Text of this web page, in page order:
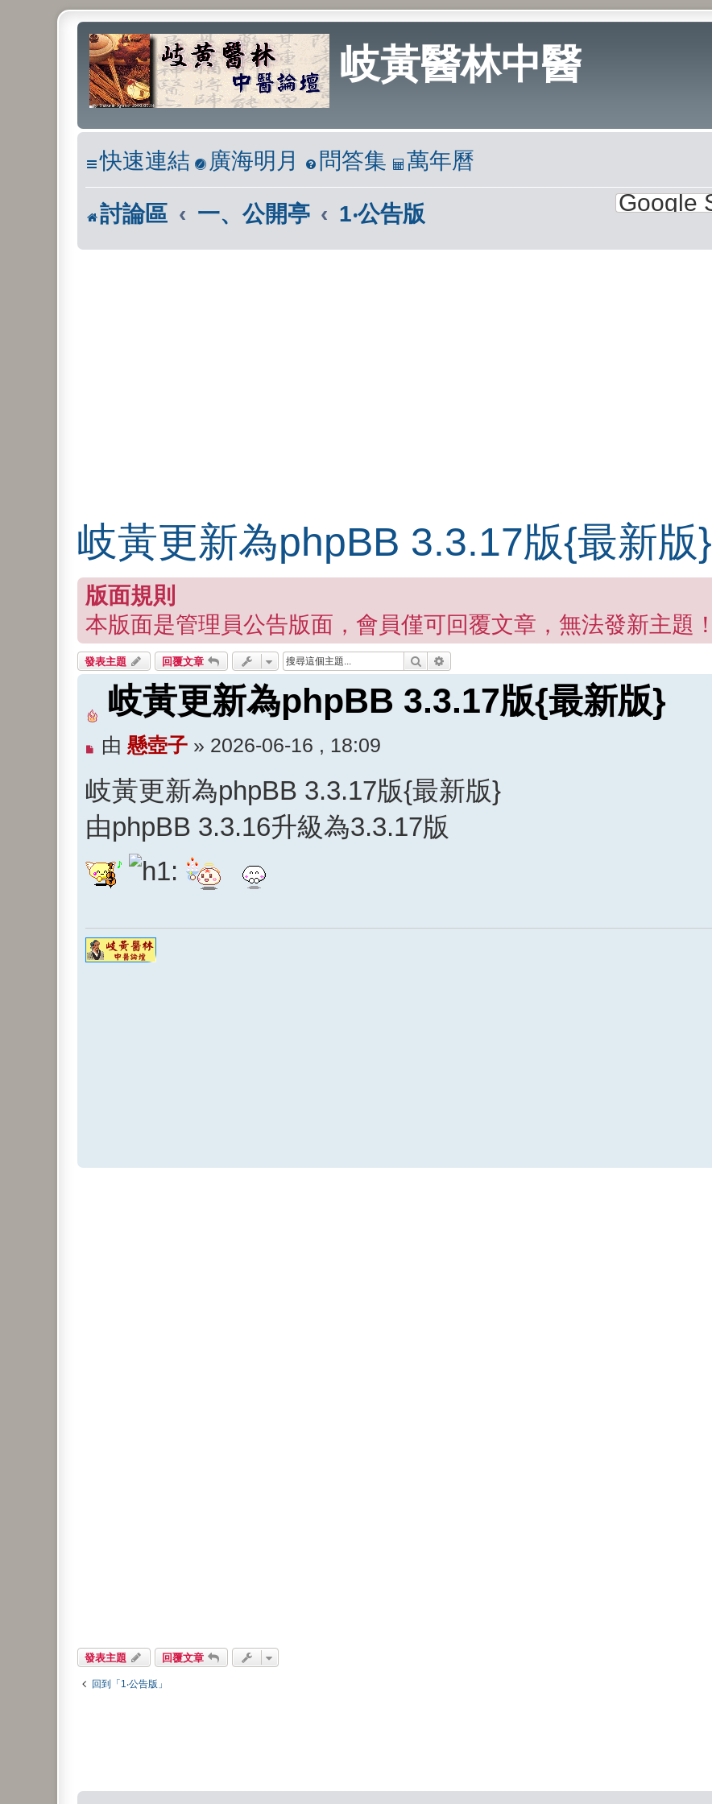
岐黃醫林中醫
快速連結 廣海明月 問答集 萬年曆
討論區 一、公開亭 1‧公告版
岐黃更新為phpBB 3.3.17版{最新版}
版面規則
本版面是管理員公告版面，會員僅可回覆文章，無法發新主題！
發表主題 回覆文章 搜尋
岐黃更新為phpBB 3.3.17版{最新版}
未
讀
文
章
由 懸壺子» 2026-06-16 , 18:09
岐黃更新為phpBB 3.3.17版{最新版}
由phpBB 3.3.16升級為3.3.17版
發表主題 回覆文章
回到「1‧公告版」